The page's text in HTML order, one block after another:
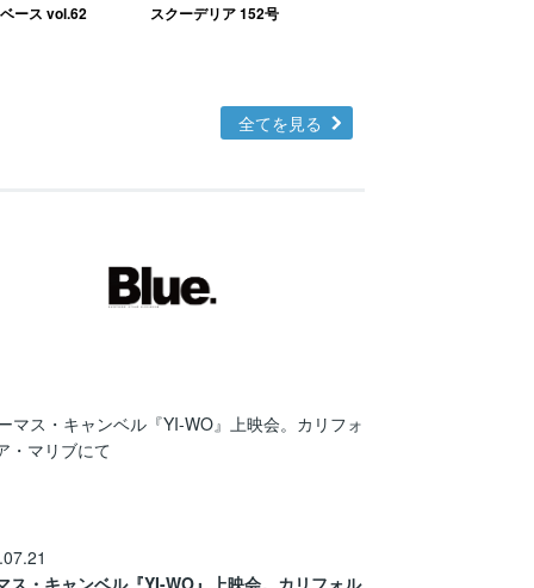
ース vol.62 スクーデリア 152号
全てを見る
ス・キャンベル『YI-WO』上映会。カリフォル